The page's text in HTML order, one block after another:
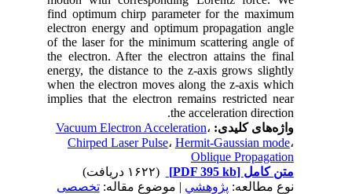
find optimum chirp parameter for the maximum
electron energy and optimum propagation angle
of the laser for the minimum scattering angle of
the electron. After the electron attains the final
energy, the distance to the z-axis grows slightly
when the electron moves along the z-axis which
implies that the electron remains restricted near
the acceleration direction.
واژه‌های کلیدی: Vacuum Electron Acceleration،
Chirped Laser Pulse،Hermit-Gaussian mode
Oblique Propagation
متن کامل[PDF 395 kb]
نوع مطالعه:پژوهشي| موضوع مقاله:تخصصی